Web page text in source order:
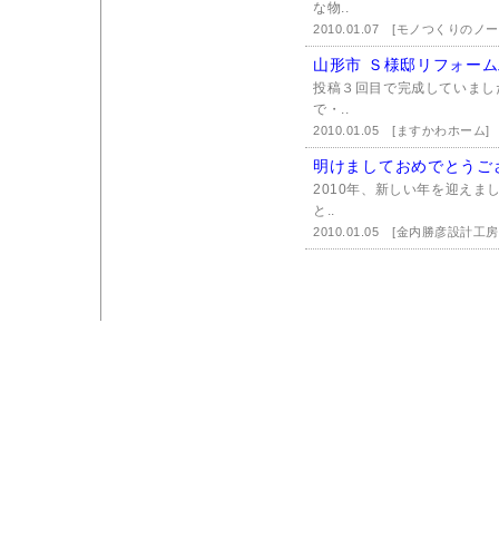
な物..
2010.01.07[モノつくりのノ
山形市 Ｓ様邸リフォー
投稿３回目で完成していま
で・..
2010.01.05[ますかわホーム]
明けましておめでとうご
2010年、新しい年を迎えま
と..
2010.01.05[金内勝彦設計工